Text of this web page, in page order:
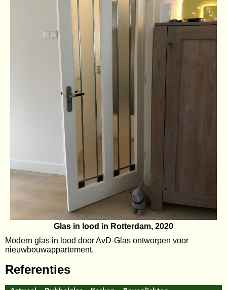
Glas in lood in Rotterdam, 2020
Modern glas in lood door AvD-Glas ontworpen voor
nieuwbouwappartement.
Referenties